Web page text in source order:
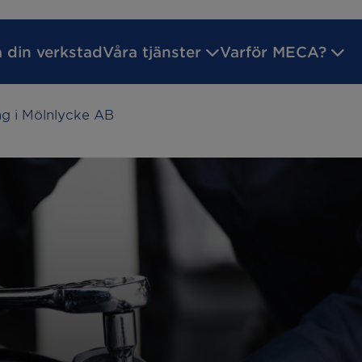
din verkstadVåra tjänster
reparation
Byta bromsar
Varför MECA?
i Mölnlycke AB